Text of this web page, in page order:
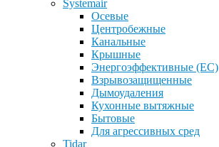
Systemair
Осевые
Центробежные
Канальные
Крышные
Энергоэффективные (EC)
Взрывозащищенные
Дымоудаления
Кухонные вытяжные
Бытовые
Для агрессивных сред
Tidar